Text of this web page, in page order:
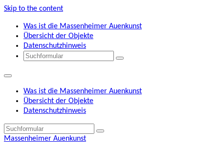
Skip to the content
Was ist die Massenheimer Auenkunst
Übersicht der Objekte
Datenschutzhinweis
Search
Was ist die Massenheimer Auenkunst
Übersicht der Objekte
Datenschutzhinweis
Search
Massenheimer Auenkunst